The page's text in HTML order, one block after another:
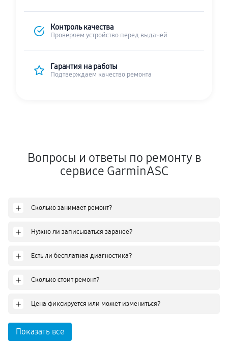
Контроль качества
Проверяем устройство перед выдачей
Гарантия на работы
Подтверждаем качество ремонта
Вопросы и ответы по ремонту в
сервисе GarminASC
+ Сколько занимает ремонт?
+ Нужно ли записываться заранее?
+ Есть ли бесплатная диагностика?
+ Сколько стоит ремонт?
+ Цена фиксируется или может измениться?
Показать все